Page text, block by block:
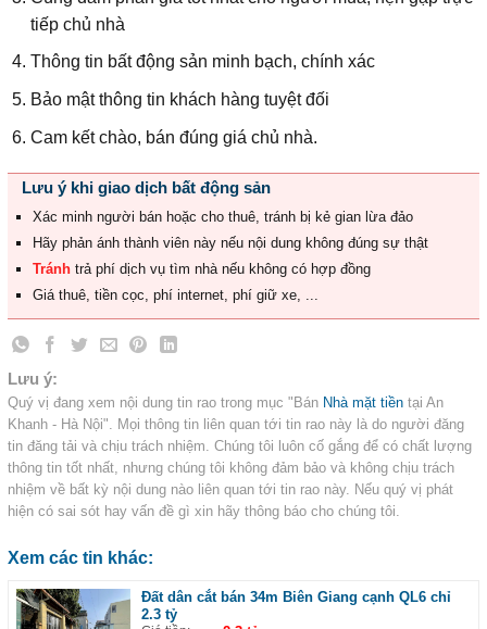
tiếp chủ nhà
Thông tin bất động sản minh bạch, chính xác
Bảo mật thông tin khách hàng tuyệt đối
Cam kết chào, bán đúng giá chủ nhà.
Lưu ý khi giao dịch bất động sản
Xác minh người bán hoặc cho thuê, tránh bị kẻ gian lừa đảo
Hãy phản ánh thành viên này nếu nội dung không đúng sự thật
Tránh trả phí dịch vụ tìm nhà nếu không có hợp đồng
Giá thuê, tiền cọc, phí internet, phí giữ xe, ...
Lưu ý:
Quý vị đang xem nội dung tin rao trong mục "Bán Nhà mặt tiền tại An
Khanh - Hà Nội". Mọi thông tin liên quan tới tin rao này là do người đăng
tin đăng tải và chịu trách nhiệm. Chúng tôi luôn cố gắng để có chất lượng
thông tin tốt nhất, nhưng chúng tôi không đảm bảo và không chịu trách
nhiệm về bất kỳ nội dung nào liên quan tới tin rao này. Nếu quý vị phát
hiện có sai sót hay vấn đề gì xin hãy thông báo cho chúng tôi.
Xem các tin khác:
Đất dân cắt bán 34m Biên Giang cạnh QL6 chỉ
2.3 tỷ